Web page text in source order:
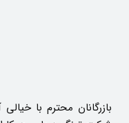
بازرگانان محترم با